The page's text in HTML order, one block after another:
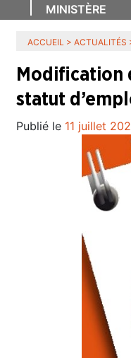
MINISTÈRE
ACCUEIL > ACTUALITÉS
Modification
statut
Publié le 11 juillet